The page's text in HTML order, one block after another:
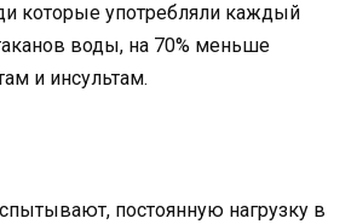
которые употребляли каждый
воды, на 70% меньше
и инсультам.
постоянную нагрузку в